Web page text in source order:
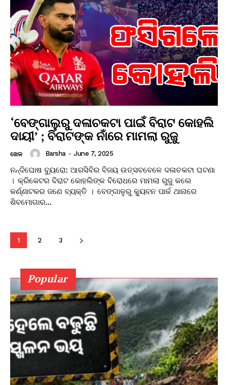
‘ବେଙ୍ଗାଲୁରୁ ଦଳାଚକଟା ପାଇଁ ବିରାଟ କୋହଲି
ଦାୟୀ’ ; ବିରାଟଙ୍କ ନାଁରେ ମାମଲା ରୁଜୁ
ଖେଳ Barsha - June 7, 2025
ନନ୍ଦିଘୋଷ ବ୍ୟୁରୋ: ଆରସିବିର ବିଜୟ ଉତ୍ସବବେଳେ ଦଳାଚକଟା ଘଟଣା
। କ୍ରିକେଟର ବିରାଟ କୋହଲିଙ୍କ ବିରୋଧରେ ମାମଲା ରୁଜୁ କଲେ
କର୍ଣ୍ଣାଟକର ଜଣେ ବ୍ୟକ୍ତି । ବେଙ୍ଗାଳୁରୁ କ୍ୟୁବନ ପାର୍କ ଥାନାରେ
ଶିବମୋଗାର...
1 2 3
Popular